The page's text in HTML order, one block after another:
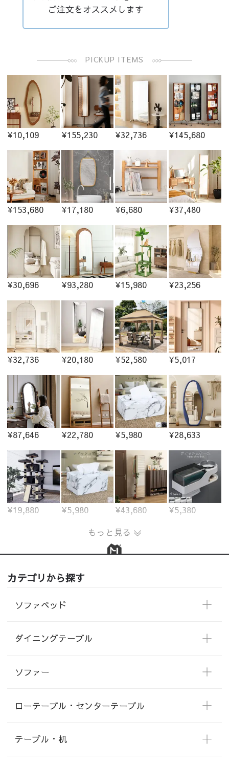
ご注文をオススメします
PICKUP ITEMS
¥10,109 ¥155,230 ¥32,736 ¥145,680
¥153,680 ¥17,180 ¥6,680 ¥37,480
¥30,696 ¥93,280 ¥15,980 ¥23,256
¥32,736 ¥20,180 ¥52,580 ¥5,017
¥87,646 ¥22,780 ¥5,980 ¥28,633
¥19,880 ¥5,980 ¥43,680
¥5,380
もっと見る
カテゴリから探す
ソファベッド
ダイニングテーブル
ソファー
ローテーブル・センターテーブル
テーブル・机